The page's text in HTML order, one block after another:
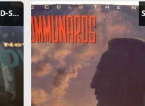
CD-SINGLE